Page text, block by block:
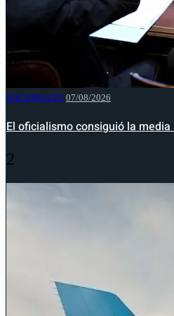
NACIONALES 07/08/2026
El oficialismo consiguió la
2